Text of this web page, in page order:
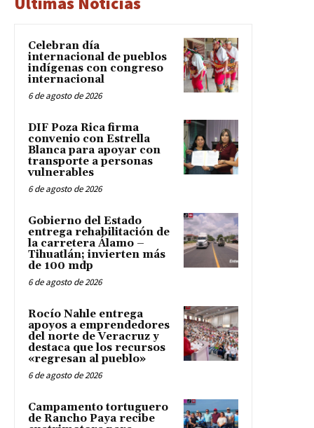
Celebran día
internacional de pueblos
indígenas con congreso
internacional
6 de agosto de 2026
DIF Poza Rica firma
convenio con Estrella
Blanca para apoyar con
transporte a personas
vulnerables
6 de agosto de 2026
Gobierno del Estado
entrega rehabilitación de
la carretera Álamo –
Tihuatlán; invierten más
de 100 mdp
6 de agosto de 2026
Rocío Nahle entrega
apoyos a emprendedores
del norte de Veracruz y
destaca que los recursos
«regresan al pueblo»
6 de agosto de 2026
Campamento tortuguero
de Rancho Paya recibe